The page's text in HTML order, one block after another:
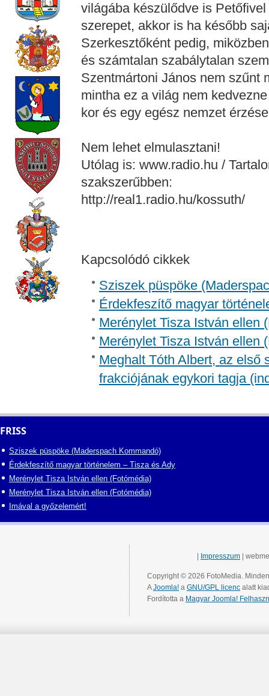
világába készülődve is
szerepet, akkor is ha később
Szerkesztőként pedig,
és számtalan szabálytalan
Szentmártoni János nem szűnt
mintha ez a világ nem
kor és egy egész nemzet
Nem lehet elmulasztani!
Utólag is: www.radio.hu /
szakszerűbben:
http://real1.radio.hu/kossuth/
Kapcsolódó cikkek
Sziszek püspöke
Érdekfeszítő magyar
Merénylet Tisza István ellen
Merénylet Tisza István ellen
Meghalt Tóth Albert, az első
frakciójának egykori tagja
FRISS
Sziszek püspöke (Maderspach Kommandó)
Érdekfeszítő magyar történelem – Tisza és Ady
Merénylet Tisza István ellen (Fotómédia)
Merénylet Tisza István ellen (Fotómédia)
Imával a győzelemért!
Impresszum |
Copyright © 2026 FotoMedia.
AJoomla! a GNU/GPL licenc alatt
Fordította a Magyar Joomla!